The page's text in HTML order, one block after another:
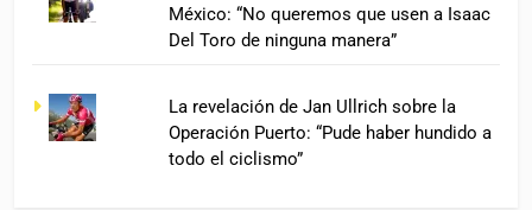
México: “No queremos que usen a Isaac
Del Toro de ninguna manera”
La revelación de Jan Ullrich sobre la
Operación Puerto: “Pude haber hundido a
todo el ciclismo”